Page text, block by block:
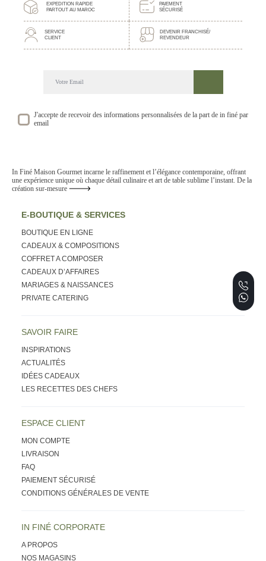
EXPEDITION RAPIDE
PARTOUT AU MAROC
PAIEMENT
SÉCURISÉ
SERVICE
CLIENT
DEVENIR FRANCHISÉ/
REVENDEUR
DECOUVREZ NOTRE NEWSLETTER GOURMANDE
SUIVEZ NOS ACTUALITE ET EVENEMENTS
J'accepte de recevoir des informations personnalisées de la part de in finé par
email
In Finé Maison Gourmet incarne le raffinement et l’élégance contemporaine, offrant
une expérience unique où chaque détail culinaire et art de table sublime l’instant. De la
création sur-mesure
E-BOUTIQUE & SERVICES
BOUTIQUE EN LIGNE
CADEAUX & COMPOSITIONS
COFFRET A COMPOSER
CADEAUX D’AFFAIRES
MARIAGES & NAISSANCES
PRIVATE CATERING
SAVOIR FAIRE
INSPIRATIONS
ACTUALITÉS
IDÉES CADEAUX
LES RECETTES DES CHEFS
ESPACE CLIENT
MON COMPTE
LIVRAISON
FAQ
PAIEMENT SÉCURISÉ
CONDITIONS GÉNÉRALES DE VENTE
IN FINÉ CORPORATE
A PROPOS
NOS MAGASINS